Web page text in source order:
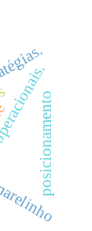
posicionamento